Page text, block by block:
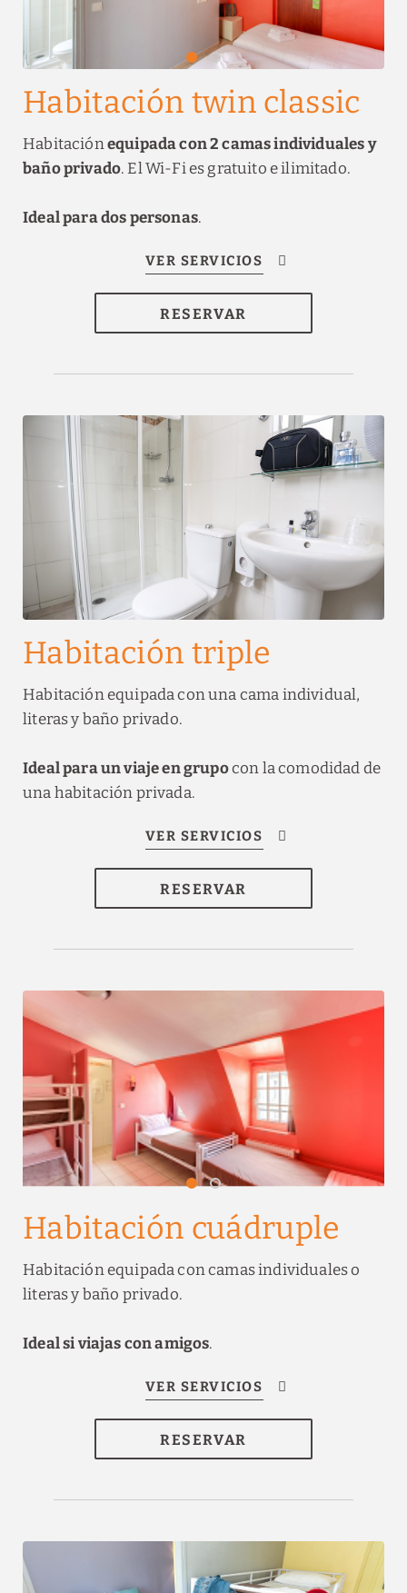
Habitación twin classic
Habitaciónequipada con 2 camas individuales y
baño privado. El Wi-Fi es gratuito e ilimitado.
Ideal para dos personas.
RESERVAR
Habitación triple
Habitación equipada con una cama individual,
literas y baño privado.
Ideal para un viaje en grupocon la comodidad de
una habitación privada.
RESERVAR
Habitación cuádruple
Habitación equipada con camas individuales o
literas y baño privado.
Ideal si viajas con amigos.
RESERVAR